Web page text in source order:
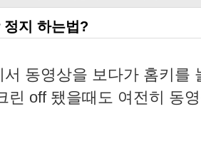
지 하는법?
서 동영상을 보다가 홈키를
린 off 됐을때도 여전히 동